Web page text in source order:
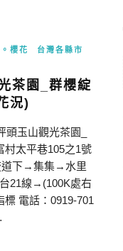
櫻花
台灣各縣市
茶園_群櫻綻
況)
玉山觀光茶園_
村太平巷105之1號
道下→集集→水里
21線→(100K處右
電話：0919-701